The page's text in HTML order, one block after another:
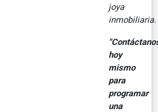
joya
inmobiliaria.
hoy
mismo
para
programar
una